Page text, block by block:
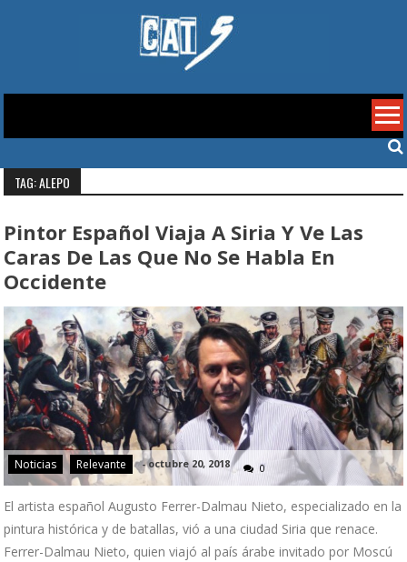
Cat 5
TAG: ALEPO
Pintor Español Viaja A Siria Y Ve Las
Caras De Las Que No Se Habla En
Occidente
Noticias Relevante -octubre 20, 2018 0
El artista español Augusto Ferrer-Dalmau Nieto, especializado en la
pintura histórica y de batallas, vió a una ciudad Siria que renace.
Ferrer-Dalmau Nieto, quien viajó al país árabe invitado por Moscú